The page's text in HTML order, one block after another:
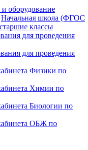
оборудование
Начальная школа (ФГОС
классы
для проведения
для проведения
Физики по
Химии по
Биологии по
ОБЖ по